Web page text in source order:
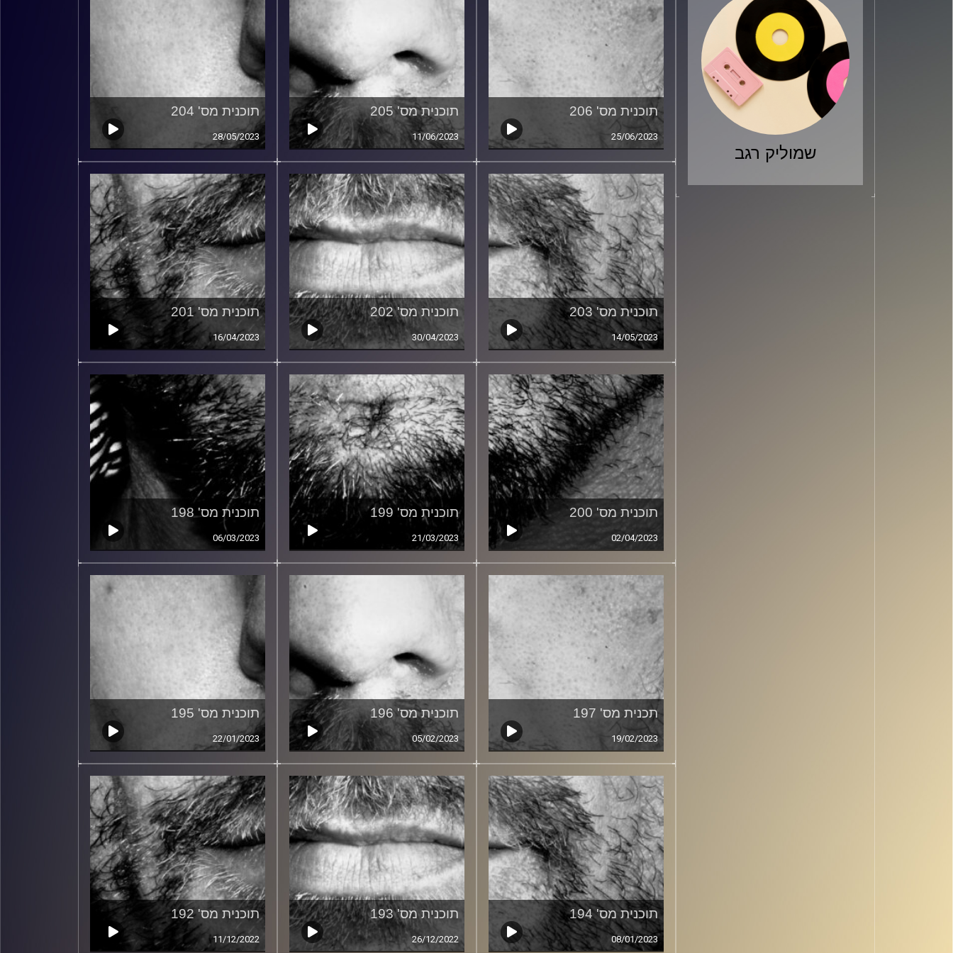
שמוליק רגב
תוכנית מס' 206
25/06/2023
תוכנית מס' 205
11/06/2023
תוכנית מס' 204
28/05/2023
תוכנית מס' 203
14/05/2023
תוכנית מס' 202
30/04/2023
תוכנית מס' 201
16/04/2023
תוכנית מס' 200
02/04/2023
תוכנית מס' 199
21/03/2023
תוכנית מס' 198
06/03/2023
תכנית מס' 197
19/02/2023
תוכנית מס' 196
05/02/2023
תוכנית מס' 195
22/01/2023
תוכנית מס' 194
08/01/2023
תוכנית מס' 193
26/12/2022
תוכנית מס' 192
11/12/2022